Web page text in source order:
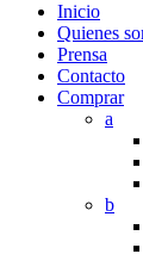
Inicio
Quienes
Prensa
Contacto
Comprar
a
b